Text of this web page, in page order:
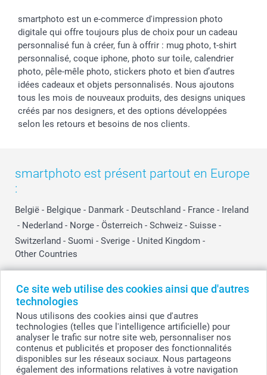
Ce site web utilise des cookies ainsi que d'autres
technologies
Nous utilisons des cookies ainsi que d'autres
technologies (telles que l'intelligence artificielle) pour
analyser le trafic sur notre site web, personnaliser nos
contenus et publicités et proposer des fonctionnalités
disponibles sur les réseaux sociaux. Nous partageons
également des informations relatives à votre navigation
smartphoto est un e-commerce d'impression photo
digitale qui offre toujours plus de choix pour un cadeau
personnalisé fun à créer, fun à offrir : mug photo, t-shirt
personnalisé, coque iphone, photo sur toile, calendrier
photo, pêle-mêle photo, stickers photo et bien d’autres
idées cadeaux et objets personnalisés. Nous ajoutons
tous les mois de nouveaux produits, des designs uniques
créés par nos designers, et des options développées
selon les retours et besoins de nos clients.
smartphoto est présent partout en Europe
:
België - Belgique - Danmark - Deutschland - France - Ireland
- Nederland - Norge - Österreich - Schweiz - Suisse -
Switzerland - Suomi - Sverige - United Kingdom -
Other Countries
© smartphoto group. Tous droits réservés
smartphoto group SA.
Siège social : Kwatrechtsteenweg 160, 9230 Wetteren, Belgique
Numéro de TVA BE 0405.706.755
Tous les prix sont en EURO (€), TVA incluse et hors frais de port.